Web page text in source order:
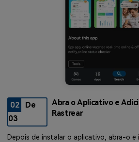
02
De
03
Abra o Aplicativo e
Rastrear
Depois de instalar o aplicativo, abra-o e